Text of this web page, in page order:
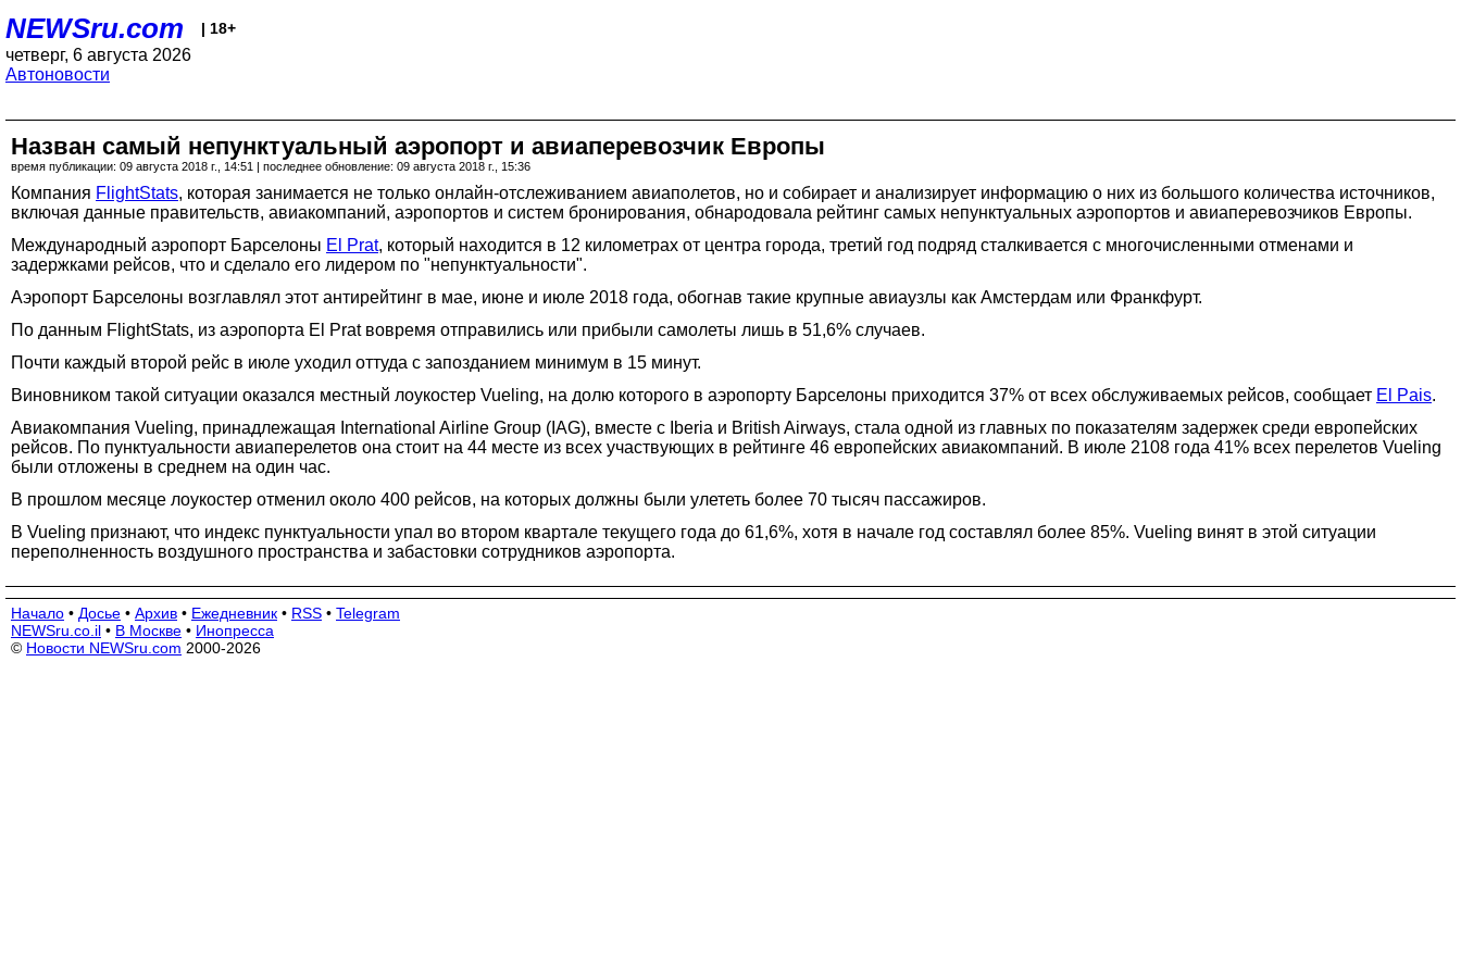
NEWSru.com | 18+
четверг, 6 августа 2026
Автоновости
Назван самый непунктуальный аэропорт и авиаперевозчик Европы
время публикации: 09 августа 2018 г., 14:51 | последнее обновление: 09 августа 2018 г., 15:36
Компания FlightStats, которая занимается не только онлайн-отслеживанием авиаполетов, но и собирает и анализирует информацию о них из большого количества источников,
включая данные правительств, авиакомпаний, аэропортов и систем бронирования, обнародовала рейтинг самых непунктуальных аэропортов и авиаперевозчиков Европы.
Международный аэропорт Барселоны El Prat, который находится в 12 километрах от центра города, третий год подряд сталкивается с многочисленными отменами и
задержками рейсов, что и сделало его лидером по "непунктуальности".
Аэропорт Барселоны возглавлял этот антирейтинг в мае, июне и июле 2018 года, обогнав такие крупные авиаузлы как Амстердам или Франкфурт.
По данным FlightStats, из аэропорта El Prat вовремя отправились или прибыли самолеты лишь в 51,6% случаев.
Почти каждый второй рейс в июле уходил оттуда с запозданием минимум в 15 минут.
Виновником такой ситуации оказался местный лоукостер Vueling, на долю которого в аэропорту Барселоны приходится 37% от всех обслуживаемых рейсов, сообщает El Pais.
Авиакомпания Vueling, принадлежащая International Airline Group (IAG), вместе с Iberia и British Airways, стала одной из главных по показателям задержек среди европейских
рейсов. По пунктуальности авиаперелетов она стоит на 44 месте из всех участвующих в рейтинге 46 европейских авиакомпаний. В июле 2108 года 41% всех перелетов Vueling
были отложены в среднем на один час.
В прошлом месяце лоукостер отменил около 400 рейсов, на которых должны были улететь более 70 тысяч пассажиров.
В Vueling признают, что индекс пунктуальности упал во втором квартале текущего года до 61,6%, хотя в начале год составлял более 85%. Vueling винят в этой ситуации
переполненность воздушного пространства и забастовки сотрудников аэропорта.
Начало • Досье • Архив • Ежедневник • RSS • Telegram
NEWSru.co.il • В Москве • Инопресса
© Новости NEWSru.com 2000-2026